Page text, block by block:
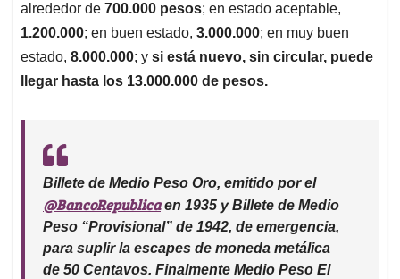
alrededor de 700.000 pesos; en estado aceptable,
1.200.000; en buen estado, 3.000.000; en muy buen
estado, 8.000.000; y si está nuevo, sin circular, puede
llegar hasta los 13.000.000 de pesos.
Billete de Medio Peso Oro, emitido por el
@BancoRepublicaen 1935 y Billete de Medio
Peso “Provisional” de 1942, de emergencia,
para suplir la escapes de moneda metálica
de 50 Centavos. Finalmente Medio Peso El